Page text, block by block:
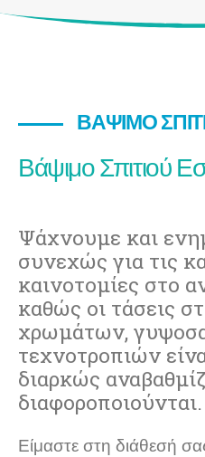
ΒΆΨΙΜΟ
Βάψιμο Σπιτιού
Ψάχνουμε και
συνεχώς για τις
καινοτομίες στο
καθώς οι τάσεις
χρωμάτων,
τεχνοτροπιών
διαρκώς
διαφοροποιούνται.
Είμαστε στη διάθεσή